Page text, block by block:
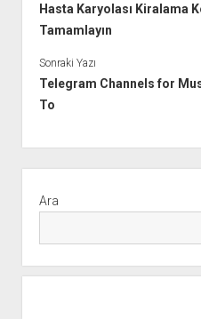
Hasta Karyolası Kiralama
Tamamlayın
Sonraki Yazı
Telegram Channels for
To
Menü
Ara